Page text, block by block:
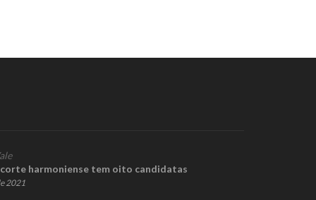
corte harmoniense tem oito candidatas
2021